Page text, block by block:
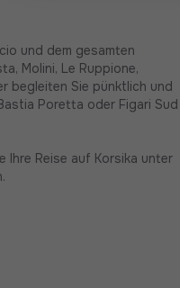
und dem gesamten
Molini, Le Ruppione,
begleiten Sie pünktlich und
Poretta oder Figari Sud
Ihre Reise auf Korsika unter